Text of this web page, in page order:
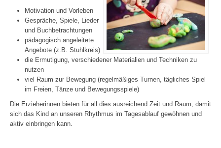
Motivation und Vorleben
Gespräche, Spiele, Lieder
und Buchbetrachtungen
pädagogisch angeleitete
Angebote (z.B. Stuhlkreis)
die Ermutigung, verschiedener Materialien und Techniken zu
nutzen
viel Raum zur Bewegung (regelmäßiges Turnen, tägliches Spiel
im Freien, Tänze und Bewegungsspiele)
Die Erzieherinnen bieten für all dies ausreichend Zeit und Raum, damit
sich das Kind an unseren Rhythmus im Tagesablauf gewöhnen und
aktiv einbringen kann.